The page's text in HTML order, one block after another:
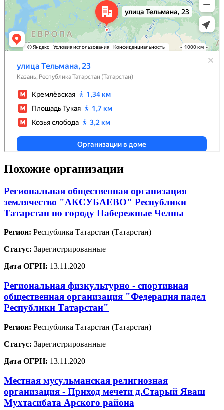
Похожие организации
Региональная общественная организация
землячество "АКСУБАЕВО" Республики
Татарстан по городу Набережные Челны
Регион: Республика Татарстан (Татарстан)
Статус: Зарегистрированные
Дата ОГРН: 13.11.2020
Региональная физкультурно - спортивная
общественная организация "Федерация падел
Республики Татарстан"
Регион: Республика Татарстан (Татарстан)
Статус: Зарегистрированные
Дата ОГРН: 13.11.2020
Местная мусульманская религиозная
организация - Приход мечети д.Старый Яваш
Мухтасибата Арского района